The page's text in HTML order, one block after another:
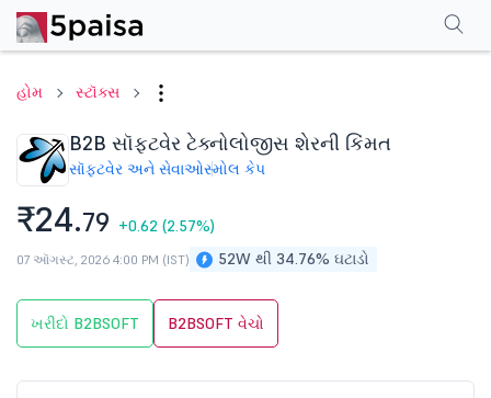
હોમ સ્ટૉક્સ
B2B સૉફ્ટવેર ટેક્નોલોજીસ શેરની કિંમત
સૉફ્ટવેર અને સેવાઓસ્મોલ કેપ
₹24.79 +0.62 (2.57%)
52W થી 34.76% ઘટાડો
07 ઑગસ્ટ, 2026 4:00 PM (IST)
ખરીદો B2BSOFT B2BSOFT વેચો
પરફોર્મન્સફાઇનાન્શિયલ્સ વધુ